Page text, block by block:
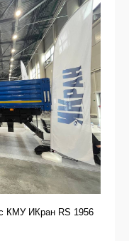
КМУ ИКран RS 1956